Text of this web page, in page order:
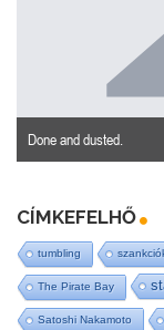
Done and dusted.
CÍMKEFELHŐ
tumbling
The Pirate Bay
Satoshi Nakamoto